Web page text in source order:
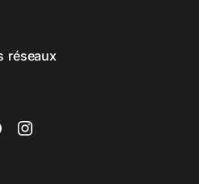
réseaux